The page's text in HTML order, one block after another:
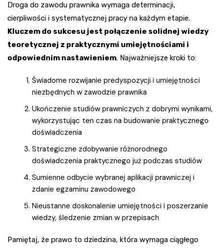
Droga do zawodu prawnika wymaga determinacji,
cierpliwości i systematycznej pracy na każdym etapie.
Kluczem do sukcesu jest połączenie solidnej wiedzy
teoretycznej z praktycznymi umiejętnościami i
odpowiednim nastawieniem. Najważniejsze kroki to:
Świadome rozwijanie predyspozycji i umiejętności
niezbędnych w zawodzie prawnika
Ukończenie studiów prawniczych z dobrymi wynikami,
wykorzystując ten czas na budowanie praktycznego
doświadczenia
Strategiczne zdobywanie różnorodnego
doświadczenia praktycznego już podczas studiów
Sumienne odbycie wybranej aplikacji prawniczej i
zdanie egzaminu zawodowego
Nieustanne doskonalenie umiejętności i poszerzanie
wiedzy, śledzenie zmian w przepisach
Pamiętaj, że prawo to dziedzina, która wymaga ciągłego